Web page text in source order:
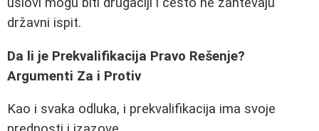
državni ispit.
Da li je Prekvalifikacija Pravo Rešenje?
Argumenti Za i Protiv
Kao i svaka odluka, i prekvalifikacija ima svoje